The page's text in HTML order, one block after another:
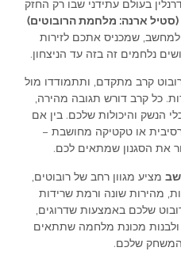
בעולם עתידני שבו רק החזק
שמכניס אתכם לזירות
נלחמים זה בזה עד הניצחון.
קרב מתקדם, ותתמודדו מול
כל קרב דורש תגובה מהירה,
הנשק והיכולות שלכם. בין אם
או טקטיקה מחושבת –
את הסגנון שמתאים לכם.
מציע מגוון רחב של רובוטים,
מהירות שונה ורמת שרידות
שלכם באמצעות שדרוגים,
ולבנות מכונת מלחמה שתתאים
המשחק שלכם.